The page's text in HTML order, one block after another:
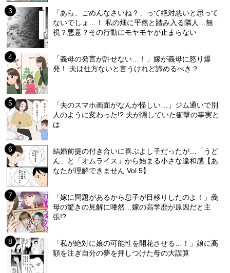
「あら、ごめんなさいね？」って絶対悪いと思って
ないでしょ…！ 私の畑に平然と踏み入る隣人…無
視？悪意？その行動にモヤモヤが止まらない
「義母の発言が許せない…！」嫁が義母に怒り爆
発！ 夫は仕方ないと言うけれど諦めるべき？
「夫のスマホ画面がなんか怪しい…」ジム通いで別
人のように変わった!? 夫が隠していた衝撃の事実と
は
結婚前提の付き合いに喜ぶよし子だったが…「うど
ん」と「オムライス」から始まる小さな違和感【あ
なたが理解できません Vol.5】
「嫁に問題があるから息子が目移りしたのよ！」義
母の驚きの見解に唖然…嫁の高学歴が原因だと主
張!?
「私が絶対に娘の可能性を開花させる…！」娘に高
額を注ぎ自分の夢を押しつけた母の大誤算